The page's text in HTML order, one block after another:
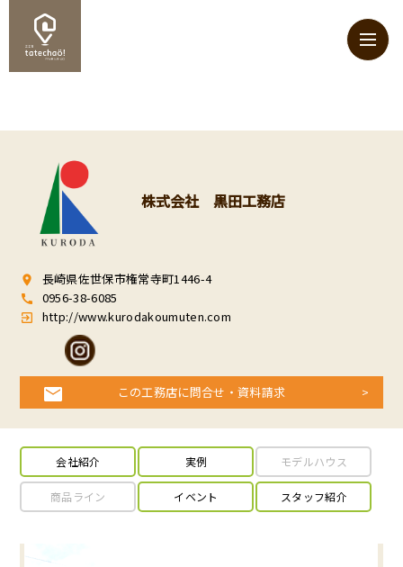
株式会社 黒田工務店
room 長崎県佐世保市権常寺町1446-4
call 0956-38-6085
exit_to_app http://www.kurodakoumuten.com
この工務店に問合せ・資料請求
会社紹介 実例 モデルハウス
商品ライン イベント スタッフ紹介